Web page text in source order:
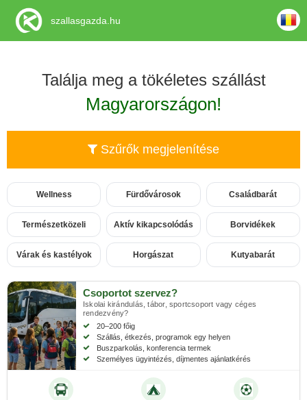
Találja meg a tökéletes szállást
Magyarországon!
Szűrők megjelenítése
Wellness Fürdővárosok Családbarát
Természetközeli Aktív kikapcsolódás Borvidékek
Várak és kastélyok Horgászat Kutyabarát
Csoportot szervez?
Iskolai kirándulás, tábor, sportcsoport vagy céges
rendezvény?
20–200 főig
Szállás, étkezés, programok egy helyen
Buszparkolás, konferencia termek
Személyes ügyintézés, díjmentes ajánlatkérés
szallasgazda.hu